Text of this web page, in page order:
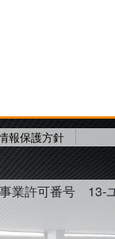
報保護方針
業許可番号 13-